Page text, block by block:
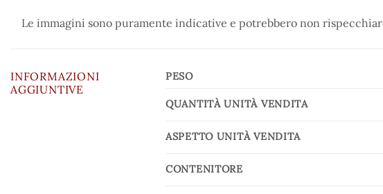
Le immagini sono puramente indicative e potrebbero non
INFORMAZIONI
AGGIUNTIVE
PESO
QUANTITÀ UNITÀ VENDITA
ASPETTO UNITÀ VENDITA
CONTENITORE